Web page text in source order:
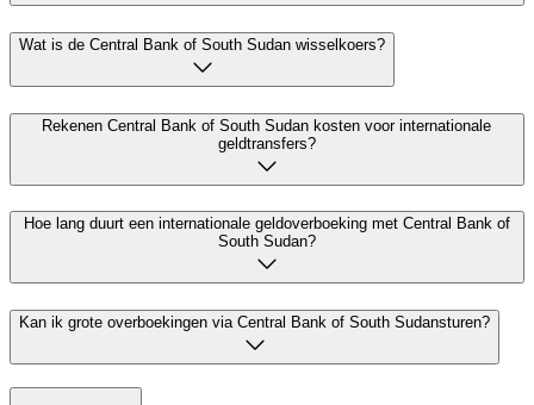
Wat is de Central Bank of South Sudan wisselkoers?
Rekenen Central Bank of South Sudan kosten voor internationale
geldtransfers?
Hoe lang duurt een internationale geldoverboeking met Central Bank of
South Sudan?
Kan ik grote overboekingen via Central Bank of South Sudansturen?